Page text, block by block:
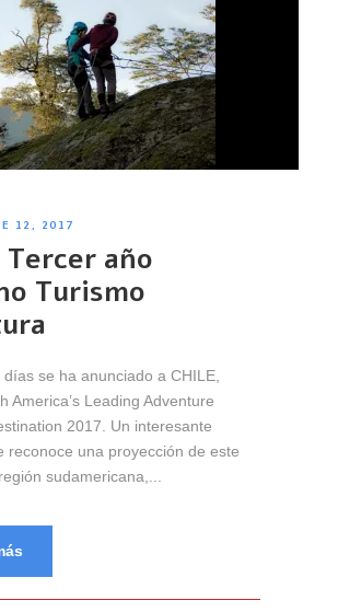
12, 2017
Tercer año
Turismo
se ha anunciado a CHILE,
America’s Leading Adventure
2017. Un interesante
reconoce una proyección de este
sudamericana,...